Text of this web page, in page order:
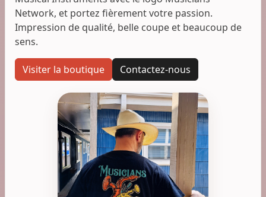
Network, et portez fièrement votre passion.
Impression de qualité, belle coupe et beaucoup de
sens.
Visiter la boutique Contactez-nous